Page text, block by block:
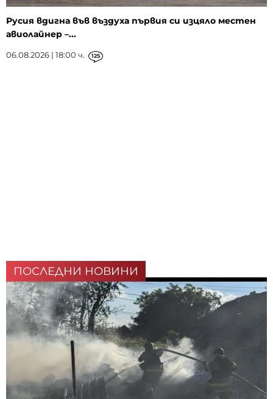
Русия вдигна във въздуха първия си изцяло местен
авиолайнер –...
06.08.2026 | 18:00 ч. 125
ПОСЛЕДНИ НОВИНИ